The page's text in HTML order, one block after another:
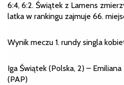
6:4, 6:2. Świątek z Lamens
latka w rankingu zajmuje 66.
Wynik meczu 1. rundy singla
Iga Świątek (Polska, 2) –
(PAP)